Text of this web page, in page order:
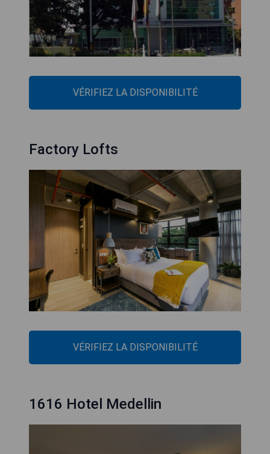
VÉRIFIEZ LA DISPONIBILITÉ
Factory Lofts
VÉRIFIEZ LA DISPONIBILITÉ
1616 Hotel Medellin